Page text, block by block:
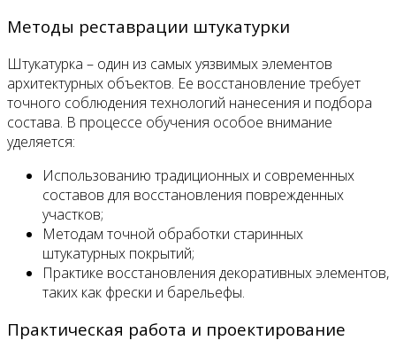
Методы реставрации штукатурки
Штукатурка – один из самых уязвимых элементов
архитектурных объектов. Ее восстановление требует
точного соблюдения технологий нанесения и подбора
состава. В процессе обучения особое внимание
уделяется:
Использованию традиционных и современных
составов для восстановления поврежденных
участков;
Методам точной обработки старинных
штукатурных покрытий;
Практике восстановления декоративных элементов,
таких как фрески и барельефы.
Практическая работа и проектирование